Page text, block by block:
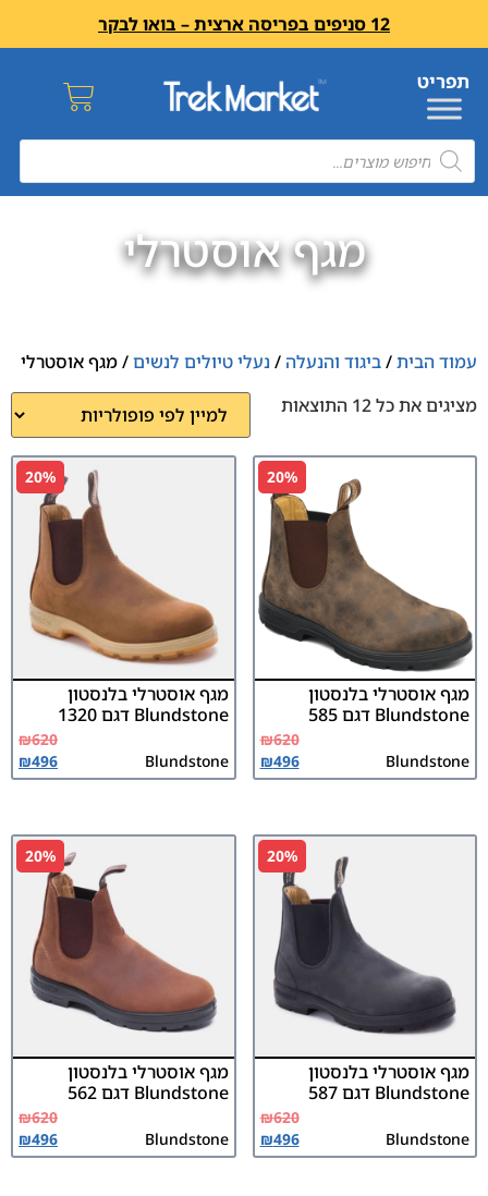
12 סניפים בפריסה ארצית – בואו לבקר
מגף אוסטרלי
עמוד הבית/ביגוד והנעלה / נעלי טיולים לנשים/ מגף אוסטרלי
מציגים את כל ⁦12⁩ התוצאות
20%
מגף אוסטרלי בלנסטון
Blundstone דגם 585
Blundstone
₪620
₪496
20%
מגף אוסטרלי בלנסטון
Blundstone דגם 1320
Blundstone
₪620
₪496
20%
מגף אוסטרלי בלנסטון
Blundstone דגם 587
Blundstone
₪620
₪496
20%
מגף אוסטרלי בלנסטון
Blundstone דגם 562
Blundstone
₪620
₪496